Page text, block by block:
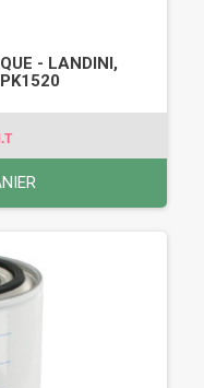
- LANDINI,